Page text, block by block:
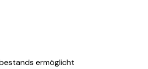
ermöglicht